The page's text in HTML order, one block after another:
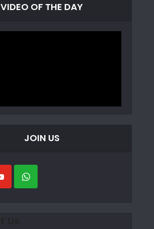
VIDEO OF THE DAY
JOIN US